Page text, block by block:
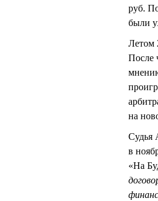
руб.
были
Летом
После
на
Судья
в
«На